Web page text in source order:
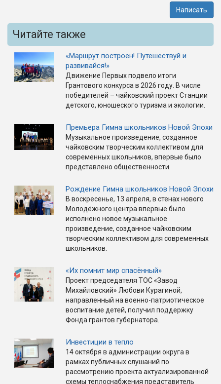
Написать
Читайте также
«Маршрут построен! Путешествуй и
развивайся!»
Движение Первых подвело итоги
Грантового конкурса в 2026 году. В числе
победителей – чайковский проект Станции
детского, юношеского туризма и экологии.
Премьера Гимна школьников Новой Эпохи
Музыкальное произведение, созданное
чайковским творческим коллективом для
современных школьников, впервые было
представлено общественности.
Рождение Гимна школьников Новой Эпохи
В воскресенье, 13 апреля, в стенах нового
Молодёжного центра впервые было
исполнено новое музыкальное
произведение, созданное чайковским
творческим коллективом для современных
школьников.
«Их помнит мир спасённый»
Проект председателя ТОС «Завод
Михайловский» Любови Курагиной,
направленный на военно-патриотическое
воспитание детей, получил поддержку
Фонда грантов губернатора.
Инвестиции в тепло
14 октября в администрации округа в
рамках публичных слушаний по
рассмотрению проекта актуализированной
схемы теплоснабжения представитель